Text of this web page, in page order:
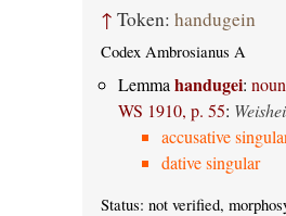
↑ Token: handugein
Codex Ambrosianus A
Lemma handugei:
WS 1910, p. 55:
accusative
dative singular
Status: not verified,